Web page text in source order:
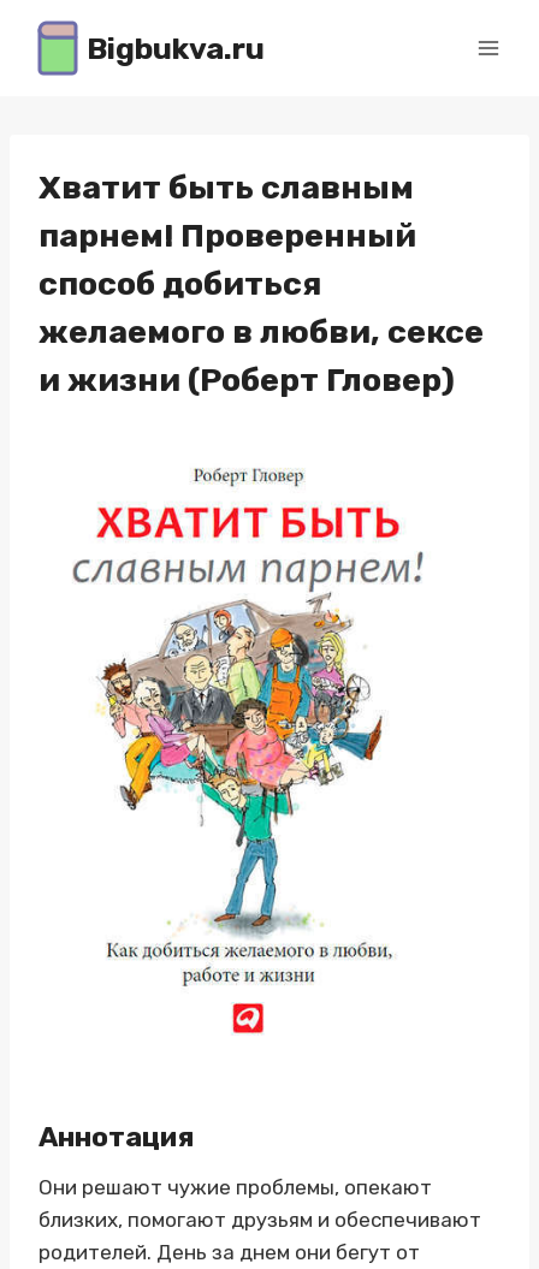
Перейти
содержимому
Bigbukva.ru
Хватит быть славным
парнем! Проверенный
способ добиться
желаемого в любви, сексе
и жизни (Роберт Гловер)
Аннотация
Они решают чужие проблемы, опекают
близких, помогают друзьям и обеспечивают
родителей. День за днем они бегут от